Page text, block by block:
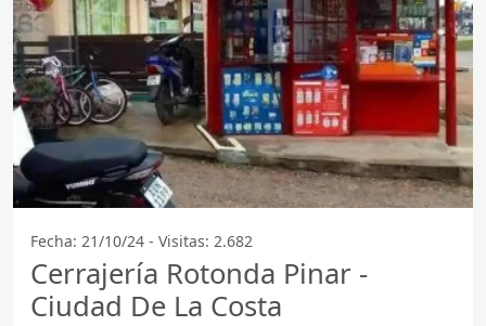
Fecha: 21/10/24 - Visitas: 2.682
Cerrajería Rotonda Pinar -
Ciudad De La Costa